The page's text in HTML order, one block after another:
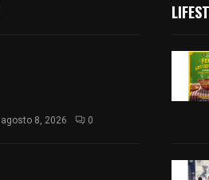
agosto 8, 2026 0